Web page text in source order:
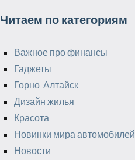
Читаем по категориям
Важное про финансы
Гаджеты
Горно-Алтайск
Дизайн жилья
Красота
Новинки мира автомобилей
Новости